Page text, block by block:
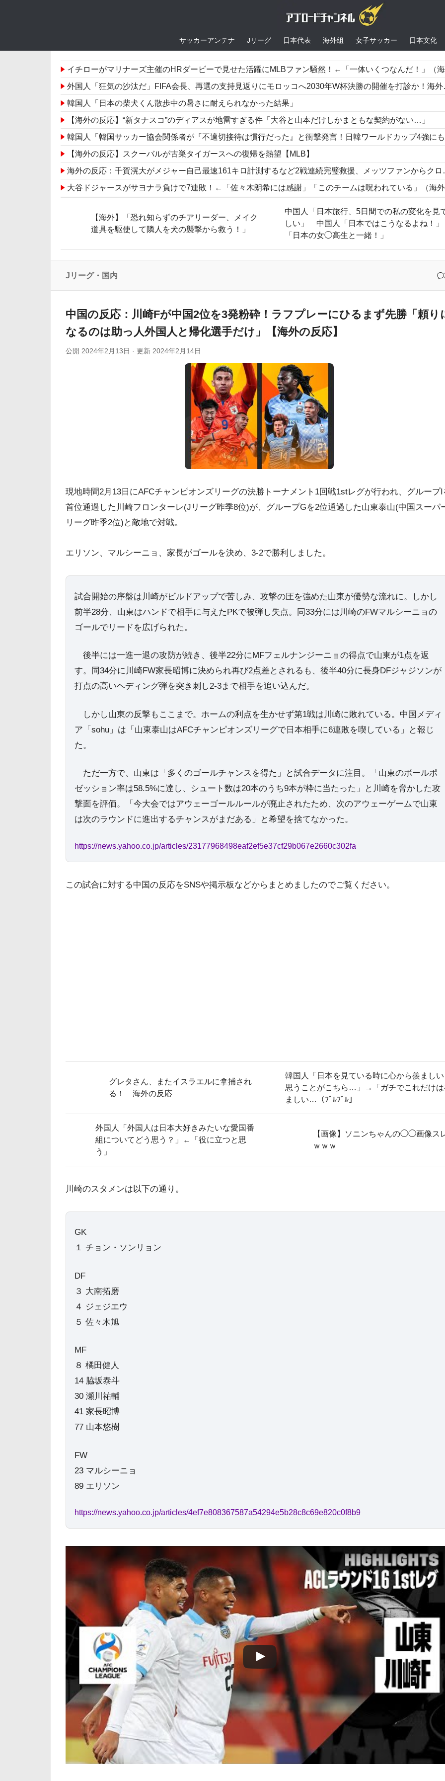
サッカーアンテナ Jリーグ 日本代表 海外組 女子サッカー 日本文化
イチローがマリナーズ主催のHRダービーで見せた活躍にMLBファン騒然！←「一体いくつなんだ！」（海外の反応）
外国人「狂気の沙汰だ」FIFA会長、再選の支持見返りにモロッコへ2030年W杯決勝の開催を打診か！海外から批判殺到！【海外の反応】
韓国人「日本の柴犬くん散歩中の暑さに耐えられなかった結果」
【海外の反応】“新タナスコ”のディアスが地雷すぎる件「大谷と山本だけしかまともな契約がない…」
韓国人「韓国サッカー協会関係者が『不適切接待は慣行だった』と衝撃発言！日韓ワールドカップ4強にも疑いの視線が向けられる」
【海外の反応】スクーバルが古巣タイガースへの復帰を熱望【MLB】
海外の反応：千賀滉大がメジャー自己最速161キロ計測するなど2戦連続完璧救援、メッツファンからクローザー待望論も続出
大谷ドジャースがサヨナラ負けで7連敗！←「佐々木朗希には感謝」「このチームは呪われている」（海外の反応）
韓国人「フランスの有力紙も大韓サッカー協会前代未聞の不祥事を詳細に報道！」→「国際的スキャンダルに発展してしまう‥
海外「日本のこの場所は現実とは思えないレベルで美しい…！」外国人が感動する日本の景色とは・・・？【海外の反応
女性：“熊本で被災された人たちへ300万円寄付しました” Twitter民：“汚い金やけどありがとう” 【海外の反応
大地震が起きても手術をやり遂げる日本の医療チーム、海外でも凄すぎると絶賛
【海外】「恐れ知らずのチアリーダー、メイク
道具を駆使して隣人を犬の襲撃から救う！」
中国人「日本旅行、5日間での私の変化を見
しい」 中国人「日本ではこうなるよね！」
「日本の女◯高生と一緒！」
Jリーグ・国内
中国の反応：川崎Fが中国2位を3発粉砕！ラフプレーにひるまず先勝「頼り
なるのは助っ人外国人と帰化選手だけ」【海外の反応】
公開 2024年2月13日 · 更新 2024年2月14日
現地時間2月13日にAFCチャンピオンズリーグの決勝トーナメント1回戦1stレグが行われ、グループI
首位通過した川崎フロンターレ(Jリーグ昨季8位)が、グループGを2位通過した山東泰山(中国スーパ
リーグ昨季2位)と敵地で対戦。
エリソン、マルシーニョ、家長がゴールを決め、3-2で勝利しました。
試合開始の序盤は川崎がビルドアップで苦しみ、攻撃の圧を強めた山東が優勢な流れに。しかし
前半28分、山東はハンドで相手に与えたPKで被弾し失点。同33分には川崎のFWマルシーニョの
ゴールでリードを広げられた。
後半には一進一退の攻防が続き、後半22分にMFフェルナンジーニョの得点で山東が1点を返
す。同34分に川崎FW家長昭博に決められ再び2点差とされるも、後半40分に長身DFジャジソンが
打点の高いヘディング弾を突き刺し2-3まで相手を追い込んだ。
しかし山東の反撃もここまで。ホームの利点を生かせず第1戦は川崎に敗れている。中国メディ
ア「sohu」は「山東泰山はAFCチャンピオンズリーグで日本相手に6連敗を喫している」と報じ
た。
ただ一方で、山東は「多くのゴールチャンスを得た」と試合データに注目。「山東のボールポ
ゼッション率は58.5%に達し、シュート数は20本のうち9本が枠に当たった」と川崎を脅かした攻
撃面を評価。「今大会ではアウェーゴールルールが廃止されたため、次のアウェーゲームで山東
は次のラウンドに進出するチャンスがまだある」と希望を捨てなかった。
https://news.yahoo.co.jp/articles/23177968498eaf2ef5e37cf29b067e2660c302fa
この試合に対する中国の反応をSNSや掲示板などからまとめましたのでご覧ください。
グレタさん、またイスラエルに拿捕され
る！ 海外の反応
韓国人「日本を見ている時に心から羨まし
思うことがこちら…」→「ガチでこれだけ
ましい…（ﾌﾞﾙﾌﾞﾙ」
外国人「外国人は日本大好きみたいな愛国番
組についてどう思う？」←「役に立つと思
う」
【画像】ソニンちゃんの◯◯画像ス
ｗｗｗ
川崎のスタメンは以下の通り。
GK
１ チョン・ソンリョン
DF
３ 大南拓磨
４ ジェジエウ
５ 佐々木旭
MF
８ 橘田健人
14 脇坂泰斗
30 瀬川祐輔
41 家長昭博
77 山本悠樹
FW
23 マルシーニョ
89 エリソン
https://news.yahoo.co.jp/articles/4ef7e808367587a54294e5b28c8c69e820c0f8b9